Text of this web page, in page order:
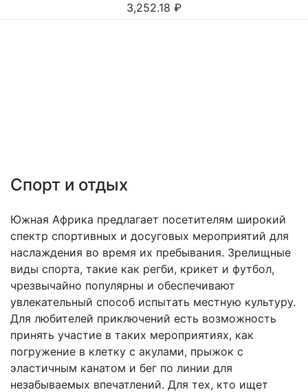
3,252.18 ₽
Спорт и отдых
Южная Африка предлагает посетителям широкий
спектр спортивных и досуговых мероприятий для
наслаждения во время их пребывания. Зрелищные
виды спорта, такие как регби, крикет и футбол,
чрезвычайно популярны и обеспечивают
увлекательный способ испытать местную культуру.
Для любителей приключений есть возможность
принять участие в таких мероприятиях, как
погружение в клетку с акулами, прыжок с
эластичным канатом и бег по линии для
незабываемых впечатлений. Для тех, кто ищет